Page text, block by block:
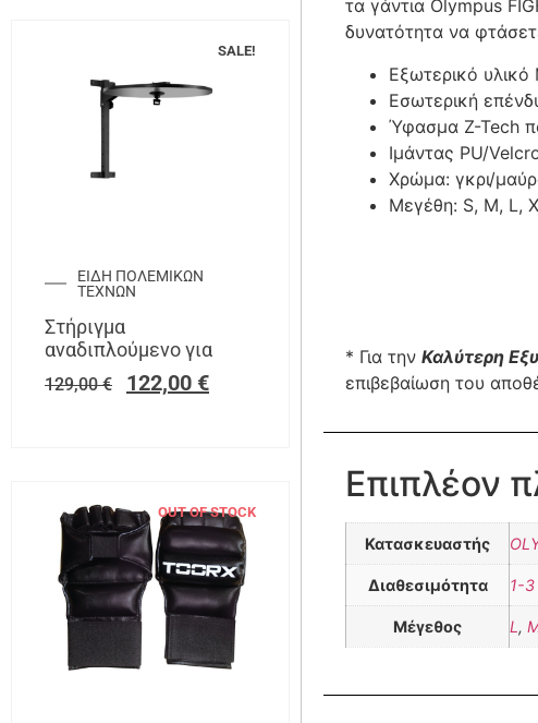
SALE!
ΕΙΔΗ ΠΟΛΕΜΙΚΩΝ
ΤΕΧΝΩΝ
Στήριγμα
αναδιπλούμενο για
129,00€ 122,00 €
OUT OF STOCK
τα γάντια Olympus
δυνατότητα να
Εξωτερικό
Εσωτερική
Ύφασμα Z-Tech
Ιμάντας PU/
Χρώμα: γκρι/
Μεγέθη: S, M, L,
* Για τηνΚαλύτερη
επιβεβαίωση του
Επιπλέον
Κατασκευαστής
Διαθεσιμότητα 1-3
Μέγεθος L ,